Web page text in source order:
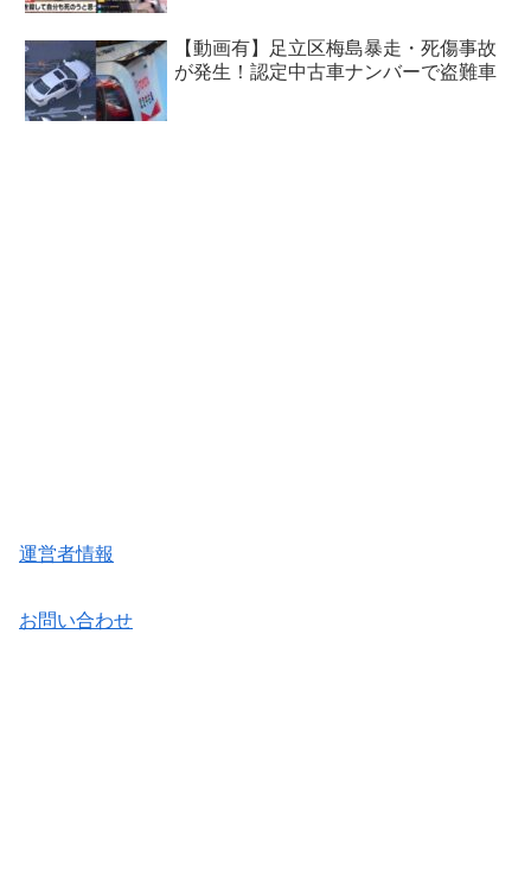
【動画有】足立区梅島暴走・死傷事故
が発生！認定中古車ナンバーで盗難車
運営者情報
お問い合わせ